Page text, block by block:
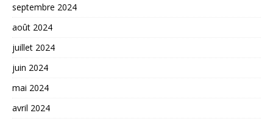
septembre 2024
août 2024
juillet 2024
juin 2024
mai 2024
avril 2024